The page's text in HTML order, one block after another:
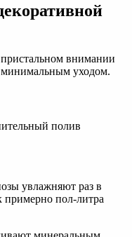
внимании
минимальным уходом.
полив
увлажняют раз в
пол-литра